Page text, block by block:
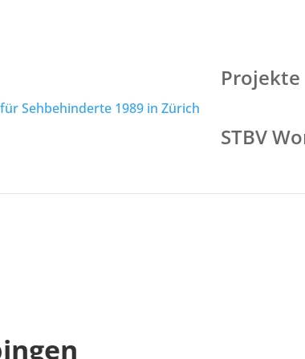
Projekte
STBV
sportliche